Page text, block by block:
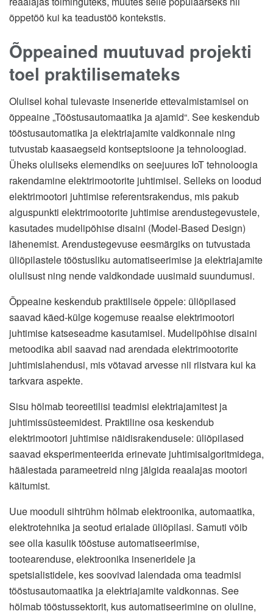
õppetöö kui ka teadustöö kontekstis.
Õppeained muutuvad projekti
toel praktilisemateks
Olulisel kohal tulevaste inseneride ettevalmistamisel on
õppeaine „Tööstusautomaatika ja ajamid“. See keskendub
tööstusautomatika ja elektriajamite valdkonnale ning
tutvustab kaasaegseid kontseptsioone ja tehnoloogiad.
Üheks oluliseks elemendiks on seejuures IoT tehnoloogia
rakendamine elektrimootorite juhtimisel. Selleks on loodud
elektrimootori juhtimise referentsrakendus, mis pakub
alguspunkti elektrimootorite juhtimise arendustegevustele,
kasutades mudelipõhise disaini (Model-Based Design)
lähenemist. Arendustegevuse eesmärgiks on tutvustada
üliõpilastele tööstusliku automatiseerimise ja elektriajamite
olulisust ning nende valdkondade uusimaid suundumusi.
Õppeaine keskendub praktilisele õppele: üliõpilased
saavad käed-külge kogemuse reaalse elektrimootori
juhtimise katseseadme kasutamisel. Mudelipõhise disaini
metoodika abil saavad nad arendada elektrimootorite
juhtimislahendusi, mis võtavad arvesse nii riistvara kui ka
tarkvara aspekte.
Sisu hõlmab teoreetilisi teadmisi elektriajamitest ja
juhtimissüsteemidest. Praktiline osa keskendub
elektrimootori juhtimise näidisrakendusele: üliõpilased
saavad eksperimenteerida erinevate juhtimisalgoritmidega,
häälestada parameetreid ning jälgida reaalajas mootori
käitumist.
Uue mooduli sihtrühm hõlmab elektroonika, automaatika,
elektrotehnika ja seotud erialade üliõpilasi. Samuti võib
see olla kasulik tööstuse automatiseerimise,
tootearenduse, elektroonika inseneridele ja
spetsialistidele, kes soovivad laiendada oma teadmisi
tööstusautomaatika ja elektriajamite valdkonnas. See
hõlmab tööstussektorit, kus automatiseerimine on oluline,